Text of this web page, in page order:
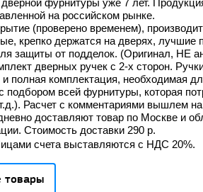
фурнитуры уже 7 лет.
на российском рынке.
(проверено временем),
крепко держатся на дверях, лучшие
защиты от подделок. (Оригинал, НЕ
дверных ручек с 2-х сторон.
и полная комплектация, необходимая
подбором всей фурнитуры, которая
Расчет с комментариями вышлем на
доставляют товар по Москве и
Стоимость доставки 290 р.
счета выставляются с НДС 20%.
товары